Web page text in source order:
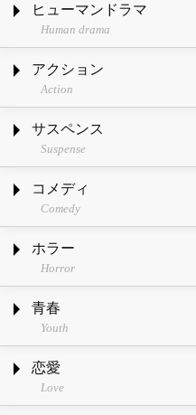
ヒューマンドラマ
Human drama
アクション
Action
サスペンス
Suspense
コメディ
Comedy
ホラー
Horror
青春
Youth
恋愛
Love